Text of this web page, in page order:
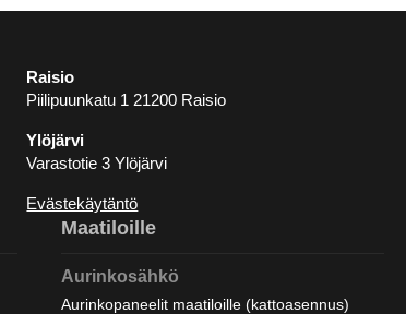
Raisio
Piilipuunkatu 1 21200 Raisio
Ylöjärvi
Varastotie 3 Ylöjärvi
Evästekäytäntö
Maatiloille
Aurinkosähkö
Aurinkopaneelit maatiloille (kattoasennus)